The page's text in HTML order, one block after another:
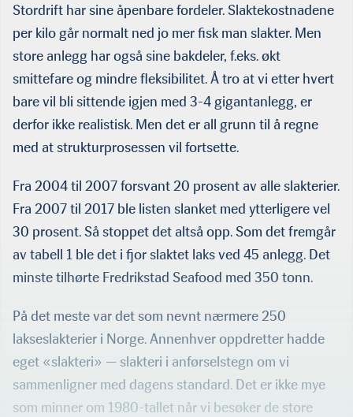
Stordrift har sine åpenbare fordeler. Slaktekostnadene
per kilo går normalt ned jo mer fisk man slakter. Men
store anlegg har også sine bakdeler, f.eks. økt
smittefare og mindre fleksibili­tet. Å tro at vi etter hvert
bare vil bli sittende igjen med 3-4 gigantanlegg, er
derfor ikke realistisk. Men det er all grunn til å regne
med at strukturprosessen vil fortsette.
Fra 2004 til 2007 forsvant 20 prosent av alle slakterier.
Fra 2007 til 2017 ble listen slanket med ytterligere vel
30 prosent. Så stoppet det altså opp. Som det fremgår
av tabell 1 ble det i fjor slaktet laks ved 45 anlegg. Det
minste tilhørte Fredrikstad Seafood med 350 tonn.
På det meste var det som nevnt nærmere 250
lakseslakterier i Norge. Annenhver oppdretter hadde
eget «slakteri» — slakteri i anførselstegn om vi
sammenligner med dagens standard. Det er ikke mye
som minner om 1980-tallet når vi besøker de store